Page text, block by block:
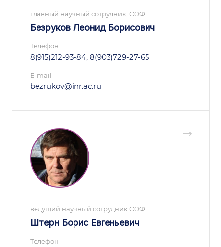
главный научный сотрудник, ОЭФ
Безруков Леонид Борисович
Телефон
8(915)212-93-84, 8(903)729-27-65
E-mail
bezrukov@inr.ac.ru
ведущий научный сотрудник ОЭФ
Штерн Борис Евгеньевич
Телефон